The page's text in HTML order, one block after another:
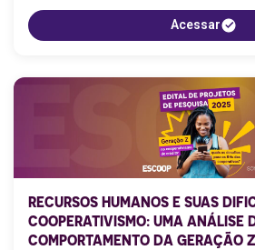
Acessar
RECURSOS HUMANOS E SUAS
COOPERATIVISMO: UMA ANÁLISE
COMPORTAMENTO DA GERAÇÃO Z